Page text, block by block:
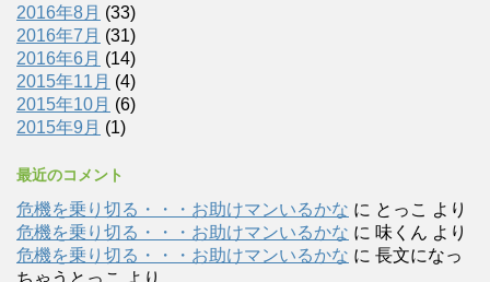
2016年8月 (33)
2016年7月 (31)
2016年6月 (14)
2015年11月 (4)
2015年10月 (6)
2015年9月 (1)
最近のコメント
危機を乗り切る・・・お助けマンいるかな に とっこ より
危機を乗り切る・・・お助けマンいるかな に 味くん より
危機を乗り切る・・・お助けマンいるかな に 長文になっ
ちゃうとっこ より